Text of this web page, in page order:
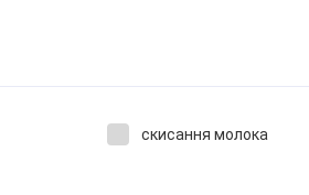
скисання молока